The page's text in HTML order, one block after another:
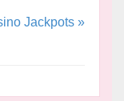
Jackpots »